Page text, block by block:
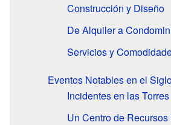
Construcción y Diseño
De Alquiler a
Servicios y
Eventos Notables en el
Incidentes en las Torres
Un Centro de